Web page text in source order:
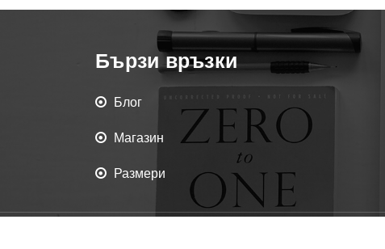
Бързи връзки
Блог
Магазин
Размери